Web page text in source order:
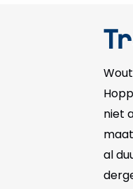
niet
al